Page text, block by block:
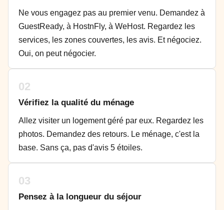
Ne vous engagez pas au premier venu. Demandez à
GuestReady, à HostnFly, à WeHost. Regardez les
services, les zones couvertes, les avis. Et négociez.
Oui, on peut négocier.
02
Vérifiez la qualité du ménage
Allez visiter un logement géré par eux. Regardez les
photos. Demandez des retours. Le ménage, c'est la
base. Sans ça, pas d'avis 5 étoiles.
03
Pensez à la longueur du séjour